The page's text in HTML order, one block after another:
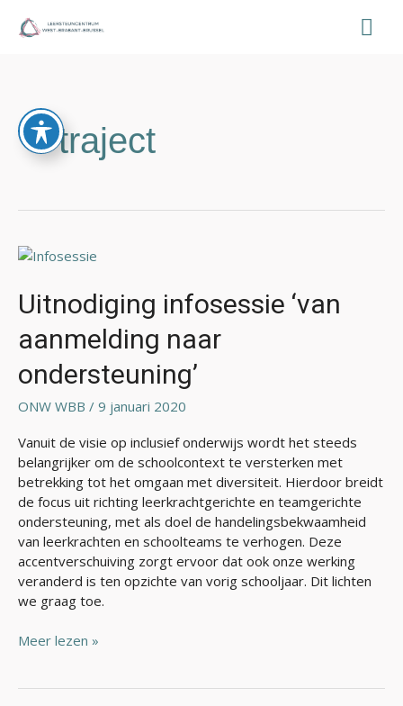
naar
traject
Uitnodiging infosessie ‘van
aanmelding naar
ondersteuning’
ONW WBB / 9 januari 2020
Vanuit de visie op inclusief onderwijs wordt het steeds
belangrijker om de schoolcontext te versterken met
betrekking tot het omgaan met diversiteit. Hierdoor breidt
de focus uit richting leerkrachtgerichte en teamgerichte
ondersteuning, met als doel de handelingsbekwaamheid
van leerkrachten en schoolteams te verhogen. Deze
accentverschuiving zorgt ervoor dat ook onze werking
veranderd is ten opzichte van vorig schooljaar. Dit lichten
we graag toe.
Uitnodiging
‘van
aanmelding
naar
ondersteuning’
Meer lezen »